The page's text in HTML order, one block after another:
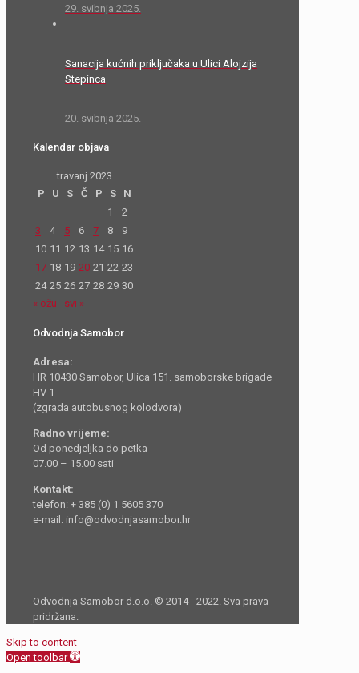
29. svibnja 2025.
Sanacija kućnih priključaka u Ulici Alojzija
Stepinca
20. svibnja 2025.
Kalendar objava
travanj 2023
P
U S Č P S
N
1
2
3
4 5 6 7 8
9
10 11 12 13 14 15 16
17 18 19 20 21 22 23
24 25 26 27 28 29 30
« ožu
svi »
Odvodnja Samobor
Adresa:
HR 10430 Samobor, Ulica 151. samoborske brigade
HV 1
(zgrada autobusnog kolodvora)
Radno vrijeme:
Od ponedjeljka do petka
07.00 – 15.00 sati
Kontakt:
telefon: + 385 (0) 1 5605 370
e-mail: info@odvodnjasamobor.hr
Odvodnja Samobor d.o.o. © 2014 - 2022. Sva prava
pridržana.
Skip to content
Open toolbar